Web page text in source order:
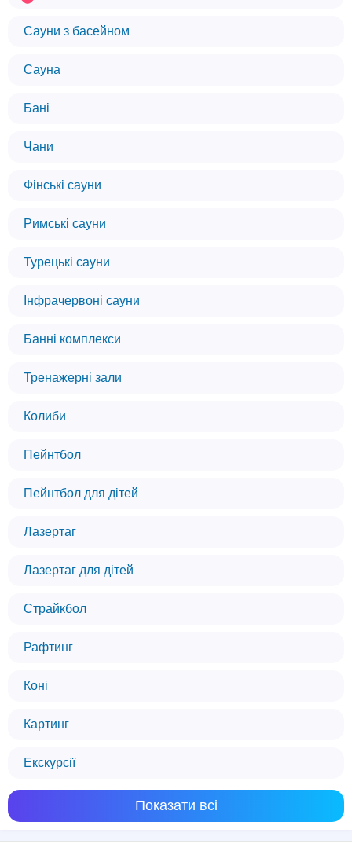
Сауни з басейном
Сауна
Бані
Чани
Фінські сауни
Римські сауни
Турецькі сауни
Інфрачервоні сауни
Банні комплекси
Тренажерні зали
Колиби
Пейнтбол
Пейнтбол для дітей
Лазертаг
Лазертаг для дітей
Страйкбол
Рафтинг
Коні
Картинг
Екскурсії
Показати всі